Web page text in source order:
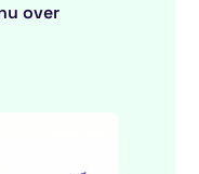
over